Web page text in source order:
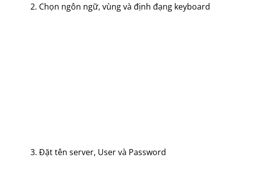
2. Chọn ngôn ngữ, vùng và định đạng keyboard
3. Đặt tên server, User và Password